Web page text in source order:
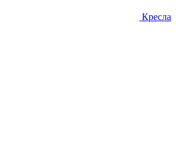
Кресла